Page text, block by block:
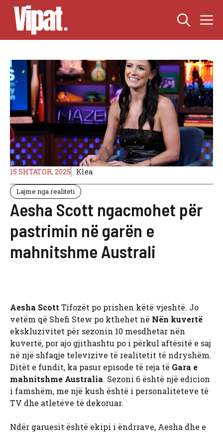
Skip
content
15 SHTATOR, 2025 Klea
Lajme nga realiteti
Aesha Scott ngacmohet për
pastrimin në garën e
mahnitshme Australi
Aesha Scott Tifozët po prishen këtë vjeshtë. Jo
vetëm që Shefi Stew po kthehet në Nën kuvertë
ekskluzivitet për sezonin 10 mesdhetar nën
kuvertë, por ajo gjithashtu po i përkul aftësitë e saj
në një shfaqje televizive të realitetit të ndryshëm.
Ditët e fundit, ka pasur episode të reja të Gara e
mahnitshme Australia. Sezoni 6 është një edicion
i famshëm, me një kush është i personaliteteve të
TV dhe atletëve të dekoruar.
Ndër garuesit është ekipi i ëndrrave, Aesha dhe e